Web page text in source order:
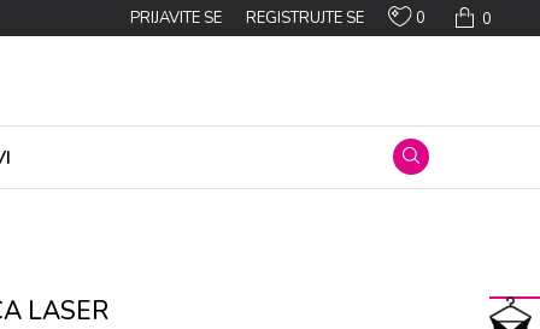
0
0
PRIJAVITE SE REGISTRUJTE SE
LASER